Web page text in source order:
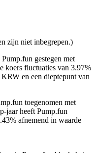
zijn niet inbegrepen.)
gestegen met
koers fluctuaties van 3.97%
en een dieptepunt van
toegenomen met
jaar heeft Pump.fun
afnemend in waarde